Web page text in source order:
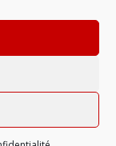
de